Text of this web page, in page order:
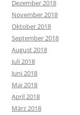
Dezember 2018
November 2018
Oktober 2018
September 2018
August 2018
Juli 2018
Juni 2018
Mai 2018
April 2018
März 2018